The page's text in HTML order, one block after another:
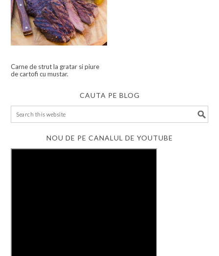
Carne de strut la gratar si piure
de cartofi cu mustar.
CAUTA PE BLOG
NOU DE PE CANALUL DE YOUTUBE